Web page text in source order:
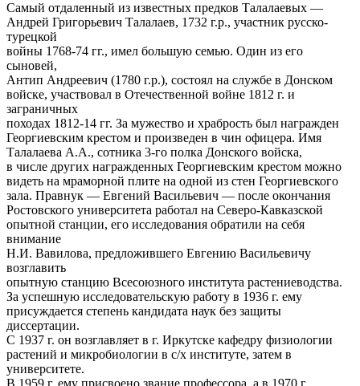
Самый отдаленный из известных предков Талалаевых —
Андрей Григорьевич Талалаев, 1732 г.р., участник русско-
турецкой
войны 1768-74 гг., имел большую семью. Один из его
сыновей,
Антип Андреевич (1780 г.р.), состоял на службе в Донском
войске, участвовал в Отечественной войне 1812 г. и
заграничных
походах 1812-14 гг. За мужество и храбрость был награжден
Георгиевским крестом и произведен в чин офицера. Имя
Талалаева А.А., сотника 3-го полка Донского войска,
в числе других награжденных Георгиевским крестом можно
видеть на мраморной плите на одной из стен Георгиевского
зала. Правнук — Евгений Васильевич — после окончания
Ростовского университета работал на Северо-Кавказской
опытной станции, его исследования обратили на себя
внимание
Н.И. Вавилова, предложившего Евгению Васильевичу
возглавить
опытную станцию Всесоюзного института растениеводства.
За успешную исследовательскую работу в 1936 г. ему
присуждается степень кандидата наук без защиты
диссертации.
С 1937 г. он возглавляет в г. Иркутске кафедру физиологии
растений и микробиологии в с/х институте, затем в
университете.
В 1959 г. ему присвоено звание профессора, а в 1970 г.